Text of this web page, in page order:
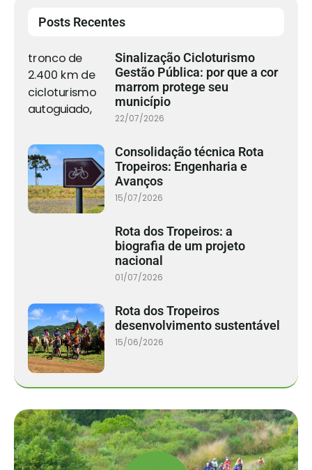
Posts Recentes
Sinalização Cicloturismo
Gestão Pública: por que a cor
marrom protege seu
município
22/07/2026
Consolidação técnica Rota
Tropeiros: Engenharia e
Avanços
15/07/2026
Rota dos Tropeiros: a
biografia de um projeto
nacional
01/07/2026
Rota dos Tropeiros
desenvolvimento sustentável
15/06/2026